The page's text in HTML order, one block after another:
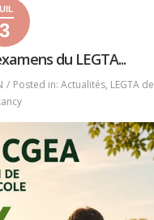
3
juillet
2026
3
juillet
2026
32026
du LEGTA...
Posted in:Actualités, LEGTA de